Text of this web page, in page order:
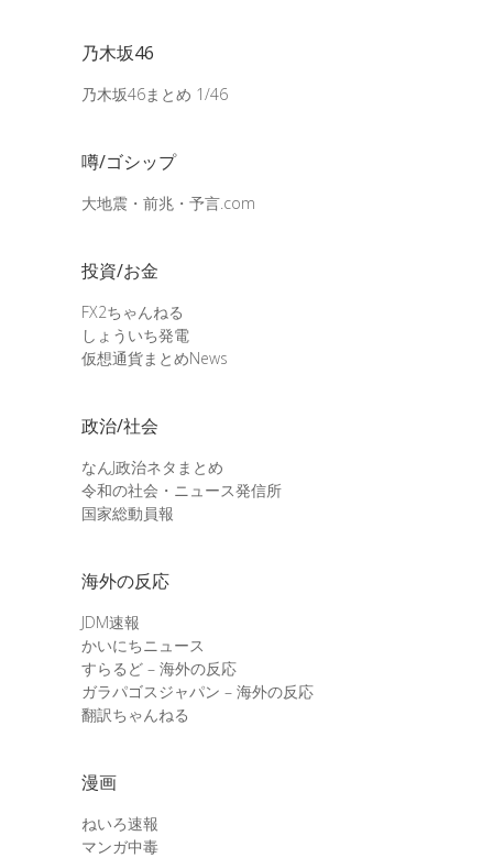
乃木坂46
乃木坂46まとめ 1/46
噂/ゴシップ
大地震・前兆・予言.com
投資/お金
FX2ちゃんねる
しょういち発電
仮想通貨まとめNews
政治/社会
なんJ政治ネタまとめ
令和の社会・ニュース発信所
国家総動員報
海外の反応
JDM速報
かいにちニュース
すらるど – 海外の反応
ガラパゴスジャパン – 海外の反応
翻訳ちゃんねる
漫画
ねいろ速報
マンガ中毒